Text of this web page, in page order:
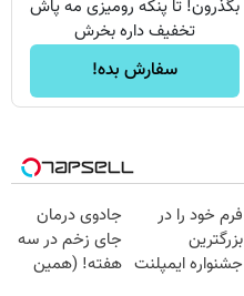
بگذرون! تا پنکه رومیزی مه پاش
تخفیف داره بخرش
سفارش بده!
فرم خود را در
بزرگترین
جشنواره ایمپلنت
جادوی درمان
جای زخم در سه
هفته! (همین